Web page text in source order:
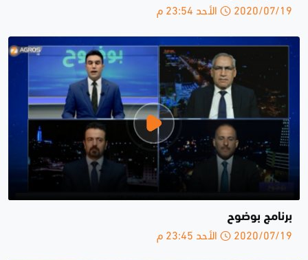
2020/07/19 الأحد 23:54 م
برنامج بوضوح
2020/07/19 الأحد 23:45 م